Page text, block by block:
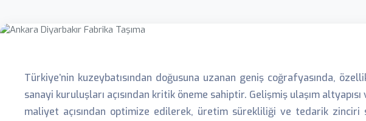
Türkiye’nin kuzeybatısından doğusuna uzanan geniş coğrafyasında,
sanayi kuruluşları açısından kritik öneme sahiptir. Gelişmiş ulaşım
maliyet açısından optimize edilerek, üretim sürekliliği ve tedarik zinciri